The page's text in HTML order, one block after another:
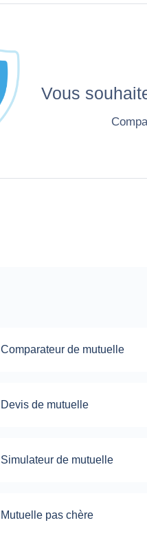
Vous
Comparateur de mutuelle
Devis de mutuelle
Simulateur de mutuelle
Mutuelle pas chère